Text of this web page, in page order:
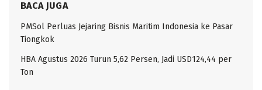
BACA JUGA
PMSol Perluas Jejaring Bisnis Maritim Indonesia ke Pasar
Tiongkok
HBA Agustus 2026 Turun 5,62 Persen, Jadi USD124,44 per
Ton